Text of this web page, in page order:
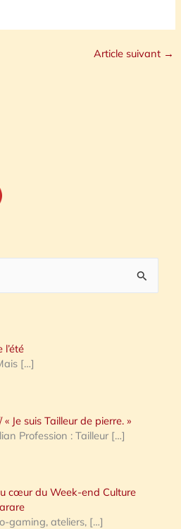
Article suivant →
l’été
[…]
Je suis Tailleur de pierre. »
Profession : Tailleur […]
cœur du Week-end Culture
gaming, ateliers, […]